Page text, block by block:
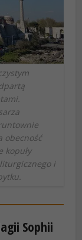
obecność
kopuły
i
Sophii